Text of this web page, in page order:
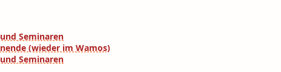
Seminaren
(wieder im Wamos)
Seminaren